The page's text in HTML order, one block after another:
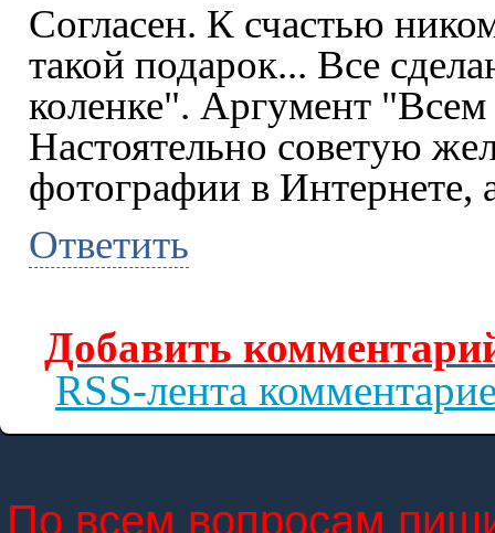
Согласен. К счастью
такой подарок... Все
коленке". Аргумент
Настоятельно советую
фотографии в Интернете,
Ответить
Добавить
RSS-лента
По всем вопросам